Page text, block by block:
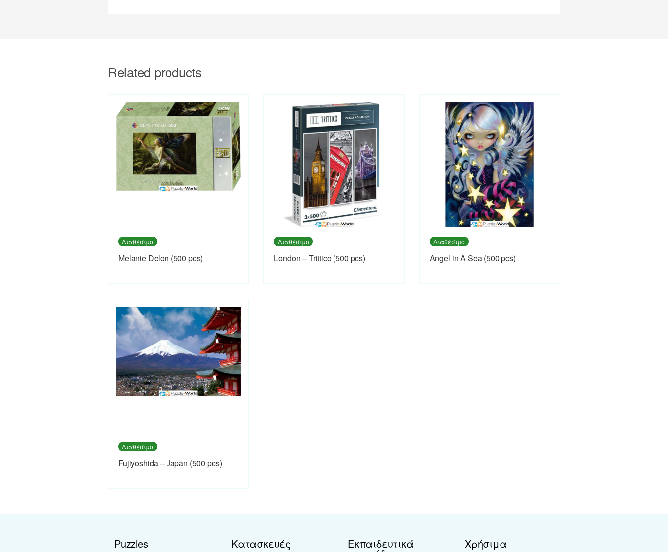
Related products
Διαθέσιμο
Melanie Delon (500 pcs)
Διαθέσιμο
London – Trittico (500 pcs)
Διαθέσιμο
Angel in A Sea (500 pcs)
Διαθέσιμο
Fujiyoshida – Japan (500 pcs)
Puzzles Κατασκευές Εκπαιδευτικά Χρήσιμα